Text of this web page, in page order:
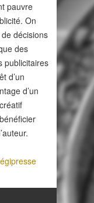
pauvre
On
décisions
des
publicitaires
d’un
d’un